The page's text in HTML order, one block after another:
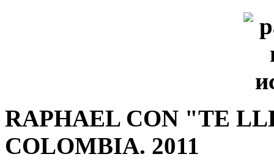
RAPHAEL CON "TE
COLOMBIA. 2011